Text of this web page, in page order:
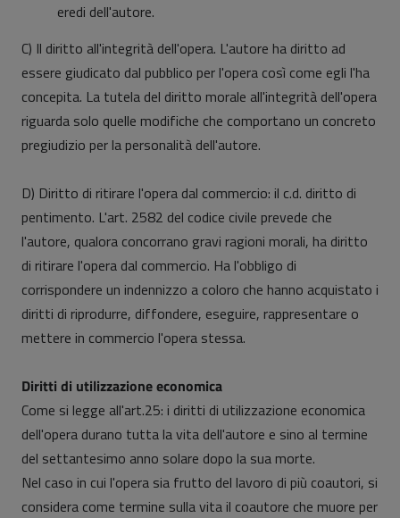
eredi dell'autore.
C) Il diritto all'integrità dell'opera. L'autore ha diritto ad
essere giudicato dal pubblico per l'opera così come egli l'ha
concepita. La tutela del diritto morale all'integrità dell'opera
riguarda solo quelle modifiche che comportano un concreto
pregiudizio per la personalità dell'autore.
D) Diritto di ritirare l'opera dal commercio: il c.d. diritto di
pentimento. L'art. 2582 del codice civile prevede che
l'autore, qualora concorrano gravi ragioni morali, ha diritto
di ritirare l'opera dal commercio. Ha l'obbligo di
corrispondere un indennizzo a coloro che hanno acquistato i
diritti di riprodurre, diffondere, eseguire, rappresentare o
mettere in commercio l'opera stessa.
Diritti di utilizzazione economica
Come si legge all'art.25: i diritti di utilizzazione economica
dell'opera durano tutta la vita dell'autore e sino al termine
del settantesimo anno solare dopo la sua morte.
Nel caso in cui l'opera sia frutto del lavoro di più coautori, si
considera come termine sulla vita il coautore che muore per